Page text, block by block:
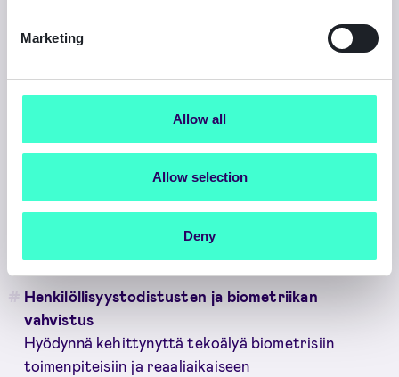
Marketing
Allow all
Allow selection
Deny
tunnisteilla, kuten BankID tai MitID.
Henkilöllisyystodistusten ja biometriikan
vahvistus
Hyödynnä kehittynyttä tekoälyä biometrisiin
toimenpiteisiin ja reaaliaikaiseen